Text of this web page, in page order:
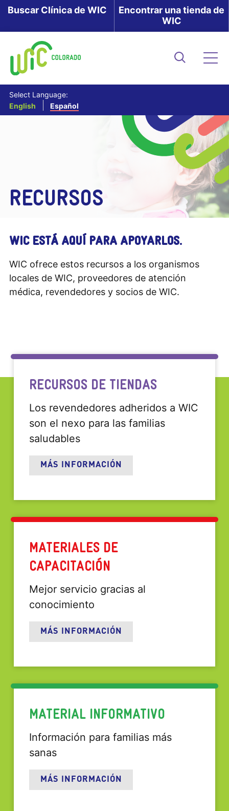
Skip
Buscar Clínica de WIC
Encontrar una tienda de
WIC
Select Language:
English
Español
RECURSOS
WIC ESTÁ AQUÍ PARA APOYARLOS.
WIC ofrece estos recursos a los organismos
locales de WIC, proveedores de atención
médica, revendedores y socios de WIC.
RECURSOS DE TIENDAS
Los revendedores adheridos a WIC
son el nexo para las familias
saludables
MÁS INFORMACIÓN
MATERIALES DE
CAPACITACIÓN
Mejor servicio gracias al
conocimiento
MÁS INFORMACIÓN
MATERIAL INFORMATIVO
Información para familias más
sanas
MÁS INFORMACIÓN